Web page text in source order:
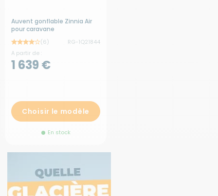
Auvent gonflable Zinnia Air
pour caravane
(6)
RG-1Q21844
A partir de :
1 639 €
Choisir le modèle
En stock